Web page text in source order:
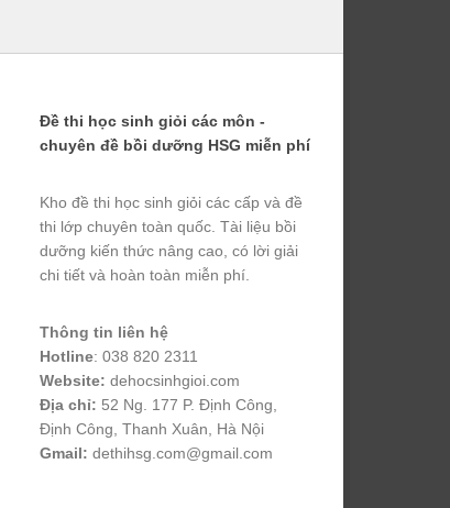
Đề thi học sinh giỏi các môn -
chuyên đề bồi dưỡng HSG miễn phí
Kho đề thi học sinh giỏi các cấp và đề
thi lớp chuyên toàn quốc. Tài liệu bồi
dưỡng kiến thức nâng cao, có lời giải
chi tiết và hoàn toàn miễn phí.
Thông tin liên hệ
Hotline: 038 820 2311
Website: dehocsinhgioi.com
Địa chỉ: 52 Ng. 177 P. Định Công,
Định Công, Thanh Xuân, Hà Nội
Gmail: dethihsg.com@gmail.com